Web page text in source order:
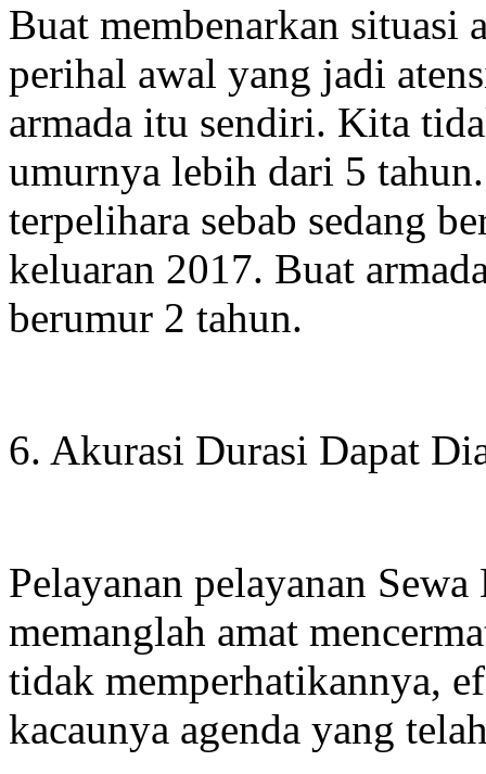
Buat membenarkan situasi
perihal awal yang jadi
armada itu sendiri. Kita
umurnya lebih dari 5
terpelihara sebab sedang
keluaran 2017. Buat
berumur 2 tahun.
6. Akurasi Durasi Dapat
Pelayanan pelayanan
memanglah amat
tidak memperhatikannya,
kacaunya agenda yang